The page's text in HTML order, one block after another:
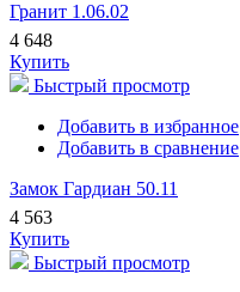
Гранит 1.06.02
4 648
Купить
Быстрый просмотр
Добавить в избранное
Добавить в сравнение
Замок Гардиан 50.11
4 563
Купить
Быстрый просмотр